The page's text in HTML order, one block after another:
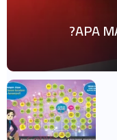
APA